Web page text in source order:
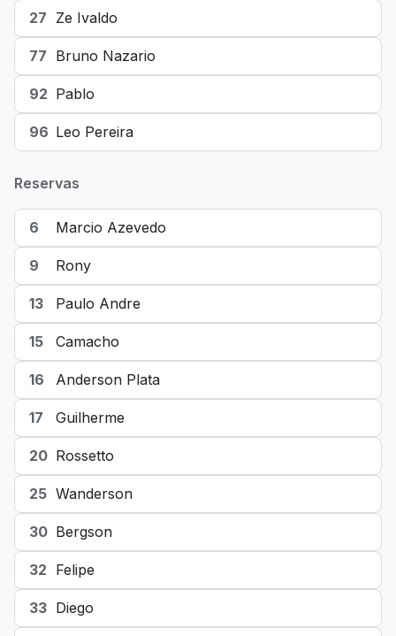
27 Ze Ivaldo
77 Bruno Nazario
92 Pablo
96 Leo Pereira
Reservas
6 Marcio Azevedo
9 Rony
13 Paulo Andre
15 Camacho
16 Anderson Plata
17 Guilherme
20 Rossetto
25 Wanderson
30 Bergson
32 Felipe
33 Diego